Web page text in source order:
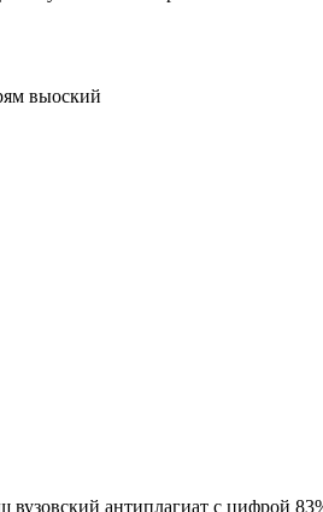
выоский
антиплагиат с цифрой